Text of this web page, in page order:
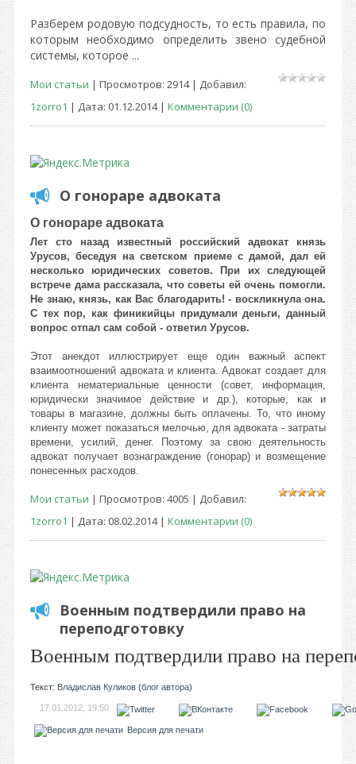
Разберем родовую подсудность, то есть правила, по
которым необходимо определить звено судебной
системы, которое ...
Мои статьи | Просмотров: 2914 | Добавил:
1zorro1 | Дата: 01.12.2014| Комментарии (0)
О гонораре адвоката
О гонораре адвоката
Лет сто назад известный российский адвокат князь
Урусов, беседуя на светском приеме с дамой, дал ей
несколько юридических советов. При их следующей
встрече дама рассказала, что советы ей очень помогли.
Не знаю, князь, как Вас благодарить! - воскликнула она.
С тех пор, как финикийцы придумали деньги, данный
вопрос отпал сам собой - ответил Урусов.
Этот анекдот иллюстрирует еще один важный аспект
взаимоотношений адвоката и клиента. Адвокат создает для
клиента нематериальные ценности (совет, информация,
юридически значимое действие и др.), которые, как и
товары в магазине, должны быть оплачены. То, что иному
клиенту может показаться мелочью, для адвоката - затраты
времени, усилий, денег. Поэтому за свою деятельность
адвокат получает вознаграждение (гонорар) и возмещение
понесенных расходов.
Мои статьи | Просмотров: 4005 | Добавил:
1zorro1 | Дата: 08.02.2014| Комментарии (0)
Военным подтвердили право на
переподготовку
Военным подтвердили право на
Текст: Владислав Куликов (блог автора)
17.01.2012, 19:50
Версия для печати